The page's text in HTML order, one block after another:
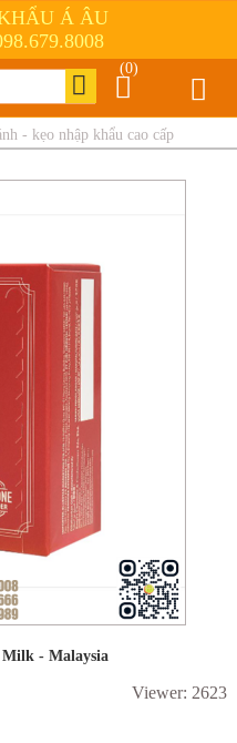
Á ÂU
(0)
- kẹo nhập khẩu cao cấp
Milk - Malaysia
Viewer: 2623